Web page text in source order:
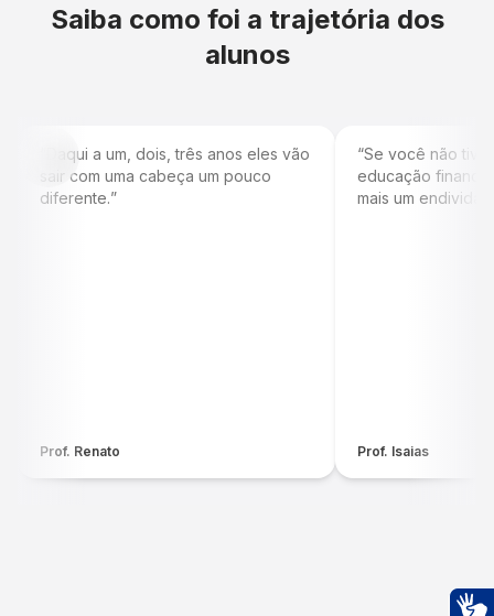
Saiba como foi a trajetória dos
alunos
Daqui a um, dois, três anos eles vão
sair com uma cabeça um pouco
diferente.”
Prof. Renato
“Se você não
educação
mais um
Prof. Isaias